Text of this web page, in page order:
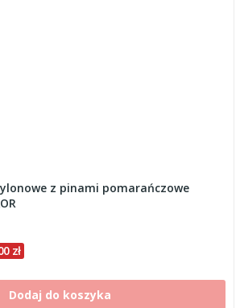
z pinami pomarańczowe
zł
Dodaj do koszyka